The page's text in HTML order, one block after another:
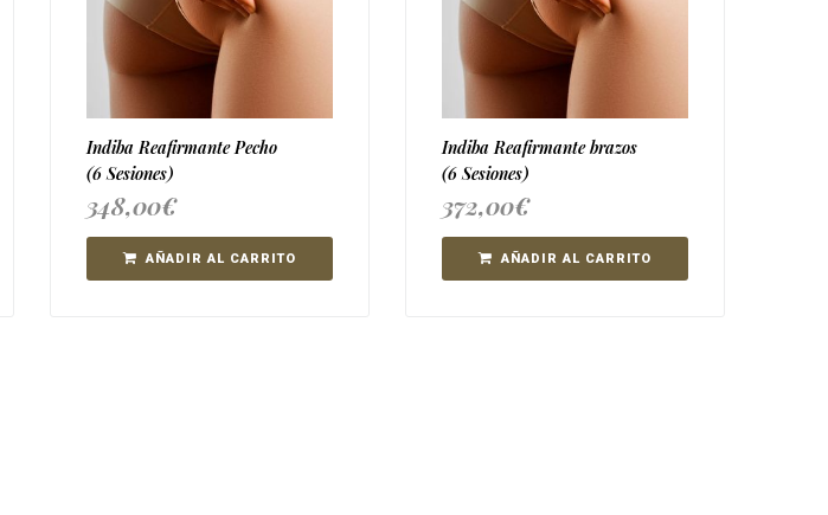
Indiba Reafirmante Pecho
(6 Sesiones)
348,00€
AÑADIR AL CARRITO
Indiba Reafirmante brazos
(6 Sesiones)
372,00€
AÑADIR AL CARRITO